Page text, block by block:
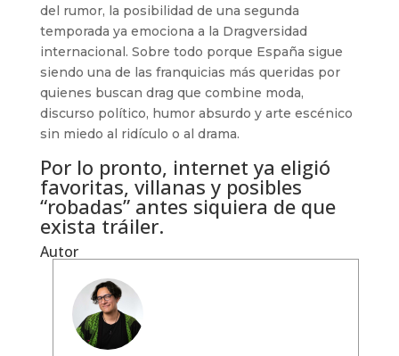
del rumor, la posibilidad de una segunda
temporada ya emociona a la Dragversidad
internacional. Sobre todo porque España sigue
siendo una de las franquicias más queridas por
quienes buscan drag que combine moda,
discurso político, humor absurdo y arte escénico
sin miedo al ridículo o al drama.
Por lo pronto, internet ya eligió
favoritas, villanas y posibles
“robadas” antes siquiera de que
exista tráiler.
Autor